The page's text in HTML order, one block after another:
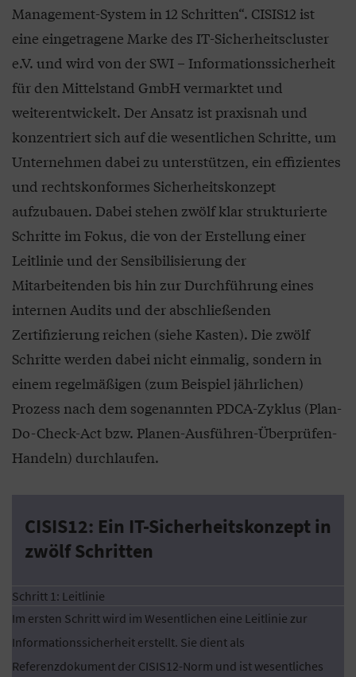
Management-System in 12 Schritten“. CISIS12 ist
eine eingetragene Marke des IT-Sicherheitscluster
e.V. und wird von der SWI – Informationssicherheit
für den Mittelstand GmbH vermarktet und
weiterentwickelt. Der Ansatz ist praxisnah und
konzentriert sich auf die wesentlichen Schritte, um
Unternehmen dabei zu unterstützen, ein effizientes
und rechtskonformes Sicherheitskonzept
aufzubauen. Dabei stehen zwölf klar strukturierte
Schritte im Fokus, die von der Erstellung einer
Leitlinie und der Sensibilisierung der
Mitarbeitenden bis hin zur Durchführung eines
internen Audits und der abschließenden
Zertifizierung reichen (siehe Kasten). Die zwölf
Schritte werden dabei nicht einmalig, sondern in
einem regelmäßigen (zum Beispiel jährlichen)
Prozess nach dem sogenannten PDCA-Zyklus (Plan-
Do-Check-Act bzw. Planen-Ausführen-Überprüfen-
Handeln) durchlaufen.
CISIS12: Ein IT-Sicherheitskonzept in
zwölf Schritten
Schritt 1: Leitlinie
Im ersten Schritt wird im Wesentlichen eine Leitlinie zur
Informationssicherheit erstellt. Sie dient als
Referenzdokument der CISIS12-Norm und ist wesentliches